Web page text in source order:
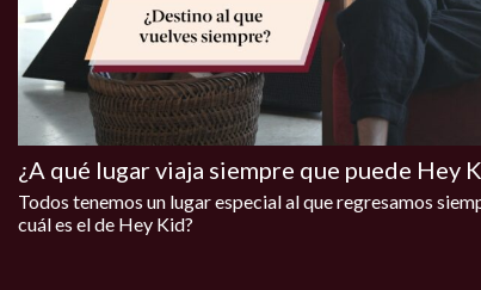
¿A qué lugar viaja siempre que puede Hey
Todos tenemos un lugar especial al que regresamos
cuál es el de Hey Kid?